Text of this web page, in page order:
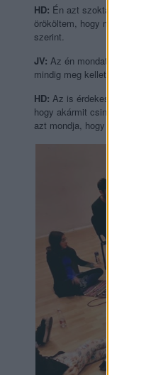
HD: Én azt szoktam mondani,
örököltem, hogy mindent szinte
szerint.
JV: Az én mondatom az, hogy
mindig meg kellett állni velem,
HD: Az is érdekes, mennyire
hogy akármit csinál, mindig a
azt mondja, hogy mégis